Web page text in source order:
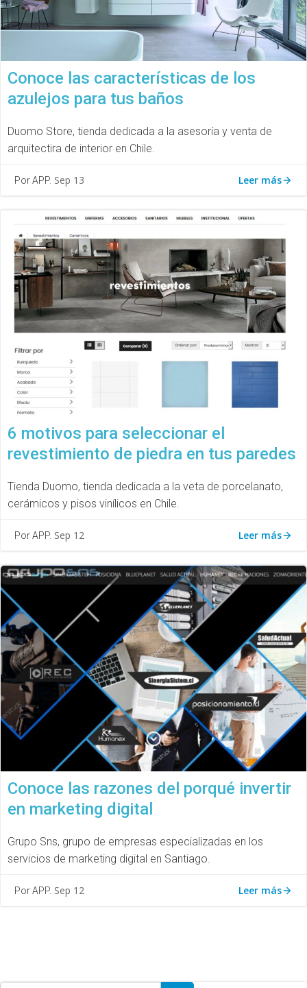
Conoce las características de los
azulejos para tus baños
Duomo Store, tienda dedicada a la asesoría y venta de
arquitectira de interior en Chile.
Por APP. Sep 13 Leer más
6 motivos para seleccionar el
revestimiento de piedra en tus paredes
Tienda Duomo, tienda dedicada a la veta de porcelanato,
cerámicos y pisos vinílicos en Chile.
Por APP. Sep 12 Leer más
Conoce las razones del porqué invertir
en marketing digital
Grupo Sns, grupo de empresas especializadas en los
servicios de marketing digital en Santiago.
Por APP. Sep 12 Leer más